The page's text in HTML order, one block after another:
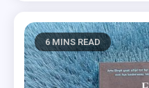
6 MINS READ